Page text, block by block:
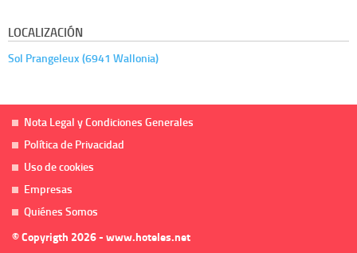
LOCALIZACIÓN
Sol Prangeleux (6941 Wallonia)
Nota Legal y Condiciones Generales
Política de Privacidad
Uso de cookies
Empresas
Quiénes Somos
© Copyrigth 2026 - www.hoteles.net